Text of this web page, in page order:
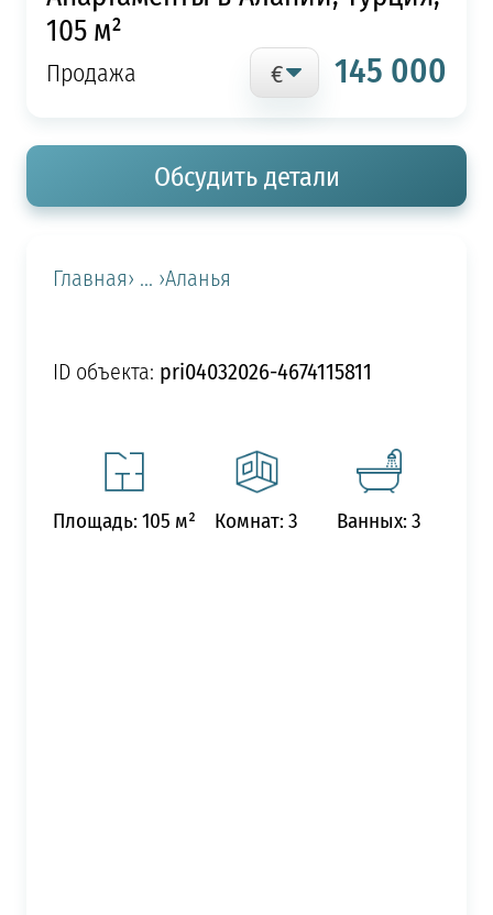
105 м²
Продажа 145 000
Обсудить детали
Главная› ... ›Аланья
ID объекта: pri04032026-4674115811
Площадь: 105 м² Комнат: 3 Ванных: 3